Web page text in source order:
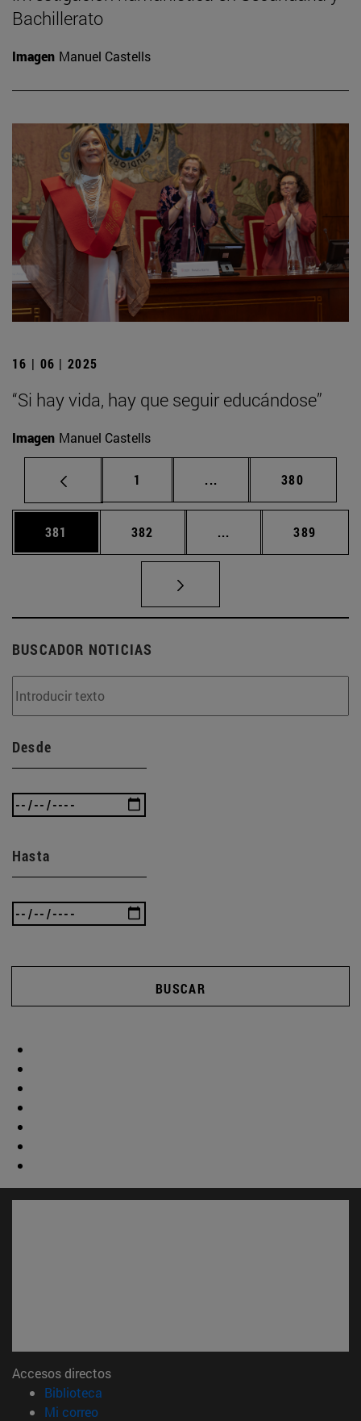
Bachillerato
Imagen Manuel Castells
16 | 06 | 2025
“Si hay vida, hay que seguir educándose”
Imagen Manuel Castells
Página
1 ... Páginas intermedias
Página
380
Página
381 Página
382 ... Páginas intermedias
Página
389
BUSCADOR NOTICIAS
Desde
Hasta
BUSCAR
Accesos directos
Biblioteca
Mi correo(abre en nueva ventana)